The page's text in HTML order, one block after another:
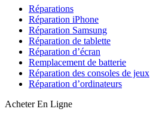
Réparations
Réparation iPhone
Réparation Samsung
Réparation de tablette
Réparation d’écran
Remplacement de batterie
Réparation des consoles de jeux
Réparation d’ordinateurs
Acheter En Ligne